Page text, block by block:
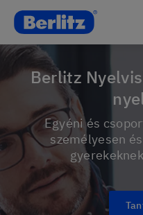
Berlitz Hungary
Berlitz Nyelviskola - Magabiztos
Egyéni és csoportos nyelvtanfolyamok
személyesen